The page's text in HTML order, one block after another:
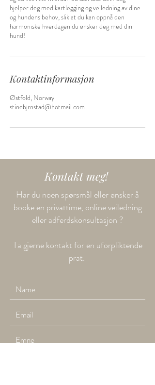
hjelper deg med kartlegging og veiledning av dine
og hundens behov, slik at du kan oppnå den
harmoniske hverdagen du ønsker deg med din
hund!
Kontaktinformasjon
Østfold, Norway
stinebjrnstad@hotmail.com
Kontakt meg!
Har du noen spørsmål eller ønsker å
booke en privattime, online veiledning
eller adferdskonsultasjon ?
Ta gjerne kontakt for en uforpliktende
prat.